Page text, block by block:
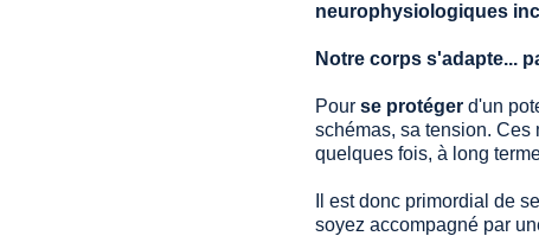
neurophysiologiques
Notre corps s'adapte...
Pour se protéger d'un
schémas, sa tension. Ces
quelques fois, à long
Il est donc primordial de
soyez accompagné par